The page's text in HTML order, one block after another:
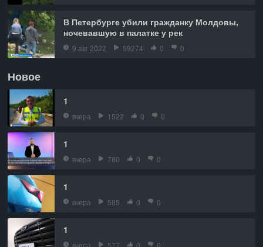
В Петербурге убили гражданку Молдовы,
ночевавшую в палатке у рек
9 авг 2022 59274 0 0
Новое
1
вчера 1522 0 0
1
вчера 780 0 0
1
вчера 585 0 0
1
вчера 577 0 0